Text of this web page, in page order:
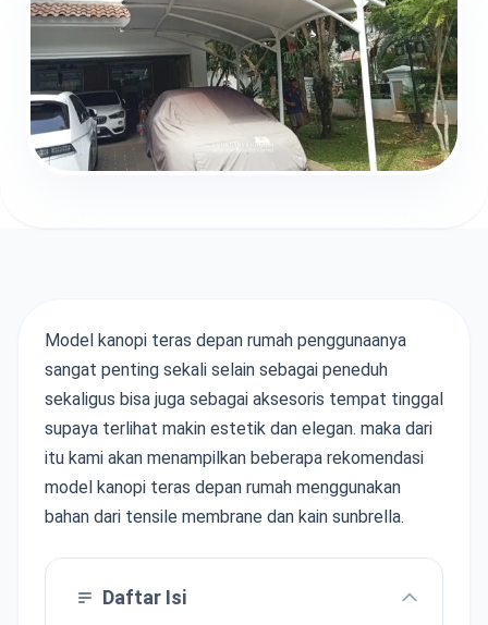
Model kanopi teras depan rumah penggunaanya
sangat penting sekali selain sebagai peneduh
sekaligus bisa juga sebagai aksesoris tempat tinggal
supaya terlihat makin estetik dan elegan. maka dari
itu kami akan menampilkan beberapa rekomendasi
model kanopi teras depan rumah menggunakan
bahan dari tensile membrane dan kain sunbrella.
Daftar Isi